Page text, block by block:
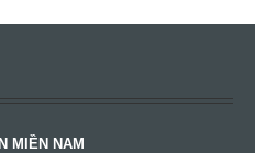
MIỀN NAM